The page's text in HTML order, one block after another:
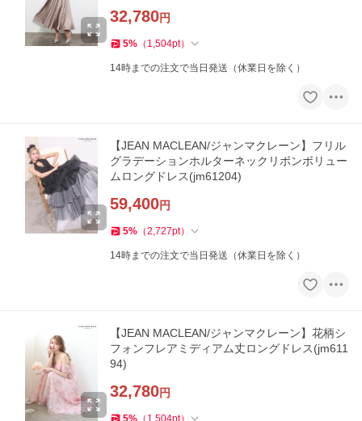
32,780円
5% （ 1,504pt）
14時までの注文で当日発送（休業日を除く）
【JEAN MACLEAN/ジャンマクレーン】フリル
グラデーションホルターネックリボンボリュー
ムロングドレス(jm61204)
59,400円
5% （2,727pt）
14時までの注文で当日発送（休業日を除く）
【JEAN MACLEAN/ジャンマクレーン】花柄シ
フォンフレアミディアム丈ロングドレス(jm611
94)
32,780円
5% （ 1,504pt）